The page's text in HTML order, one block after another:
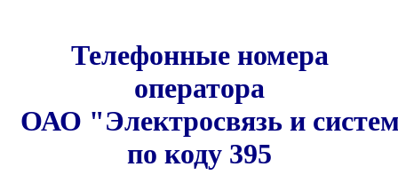
Телефонные номера
оператора
ОАО "Электросвязь и
по коду 395